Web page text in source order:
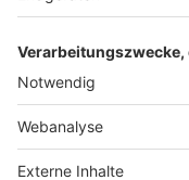
Nutzungsbedingungen